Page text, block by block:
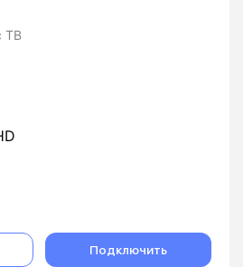
ТВ
Подключить